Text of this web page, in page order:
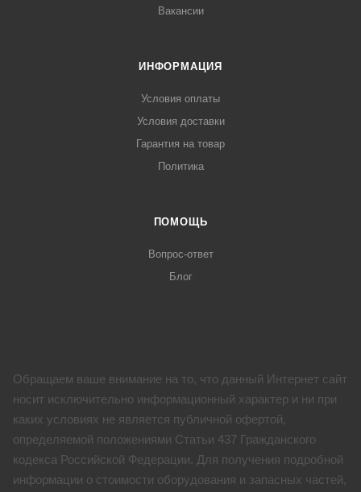
Вакансии
ИНФОРМАЦИЯ
Условия оплаты
Условия доставки
Гарантия на товар
Политика
ПОМОЩЬ
Вопрос-ответ
Блог
Обращаем ваше внимание на то, что данный Интернет сайт
носит исключительно информационный характер и ни при
каких условиях не является публичной офертой,
определяемой положениями Статьи 437 Гражданского
кодекса Российской Федерации. Для получения подробной
информации о стоимости оборудования и запасных частей,